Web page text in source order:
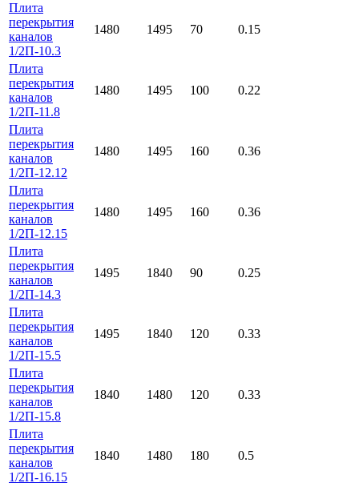
Плита
перекрытия
каналов
1/2П-10.3
1480 1495 70 0.15
Плита
перекрытия
каналов
1/2П-11.8
1480 1495 100 0.22
Плита
перекрытия
каналов
1/2П-12.12
1480 1495 160 0.36
Плита
перекрытия
каналов
1/2П-12.15
1480 1495 160 0.36
Плита
перекрытия
каналов
1/2П-14.3
1495 1840 90 0.25
Плита
перекрытия
каналов
1/2П-15.5
1495 1840 120 0.33
Плита
перекрытия
каналов
1/2П-15.8
1840 1480 120 0.33
Плита
перекрытия
каналов
1/2П-16.15
1840 1480 180 0.5